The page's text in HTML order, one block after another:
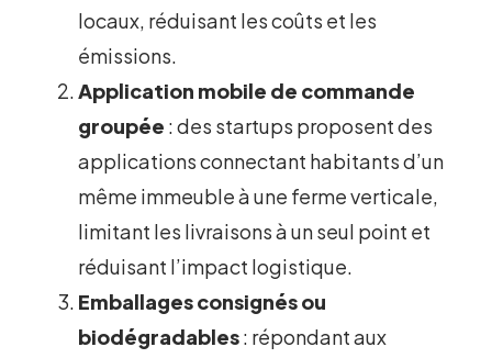
locaux, réduisant les coûts et les
émissions.
Application mobile de commande
groupée : des startups proposent des
applications connectant habitants d’un
même immeuble à une ferme verticale,
limitant les livraisons à un seul point et
réduisant l’impact logistique.
Emballages consignés ou
biodégradables: répondant aux